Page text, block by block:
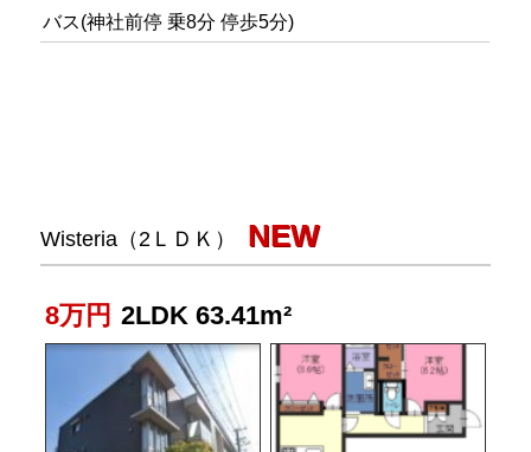
バス(神社前停 乗8分 停歩5分)
Wisteria（2ＬＤＫ） NEW
8万円 2LDK 63.41m²